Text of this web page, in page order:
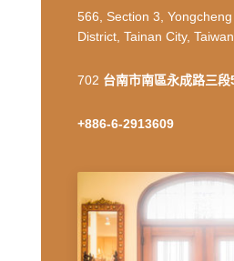
566, Section 3,
District, Tainan City, Taiwan
702 台南市南區永成路三段
+886-6-2913609